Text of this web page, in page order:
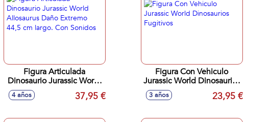
Figura Articulada
Dinosaurio Jurassic World
Allosaurus Daño Extremo
44,5 cm largo. Con
4 años 37,95 €
Figura Con Vehiculo
Jurassic World Dinosaurios
3 años 23,95 €